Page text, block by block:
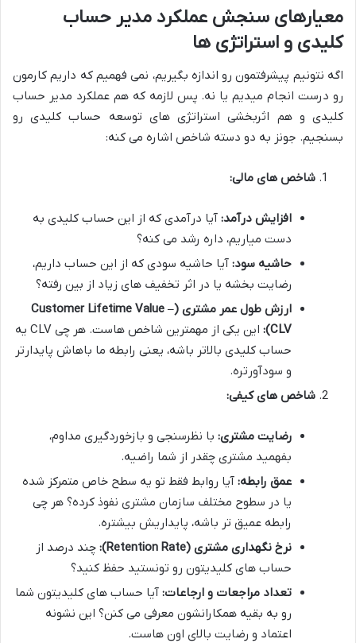
معیارهای سنجش عملکرد مدیر حساب
کلیدی و استراتژی ها
اگه نتونیم پیشرفتمون رو اندازه بگیریم، نمی فهمیم که داریم کارمون
رو درست انجام میدیم یا نه. پس لازمه که هم عملکرد مدیر حساب
کلیدی و هم اثربخشی استراتژی های توسعه حساب کلیدی رو
بسنجیم. جونز به دو دسته شاخص اشاره می کنه:
شاخص های مالی:
افزایش درآمد: آیا درآمدی که از این حساب کلیدی به
دست میاریم، داره رشد می کنه؟
حاشیه سود: آیا حاشیه سودی که از این حساب داریم،
رضایت بخشه یا در اثر تخفیف های زیاد از بین رفته؟
ارزش طول عمر مشتری (Customer Lifetime Value –
CLV):
این یکی از مهمترین شاخص هاست. هر چی CLV یه
حساب کلیدی بالاتر باشه، یعنی رابطه ما باهاش پایدارتر
و سودآورتره.
شاخص های کیفی:
رضایت مشتری: با نظرسنجی و بازخوردگیری مداوم،
بفهمید مشتری چقدر از شما راضیه.
عمق رابطه: آیا روابط فقط تو یه سطح خاص متمرکز شده
یا در سطوح مختلف سازمان مشتری نفوذ کرده؟ هر چی
رابطه عمیق تر باشه، پایداریش بیشتره.
نرخ نگهداری مشتری (Retention Rate):
چند درصد از
حساب های کلیدیتون رو تونستید حفظ کنید؟
تعداد مراجعات و ارجاعات: آیا حساب های کلیدیتون شما
رو به بقیه همکارانشون معرفی می کنن؟ این نشونه
اعتماد و رضایت بالای اون هاست.